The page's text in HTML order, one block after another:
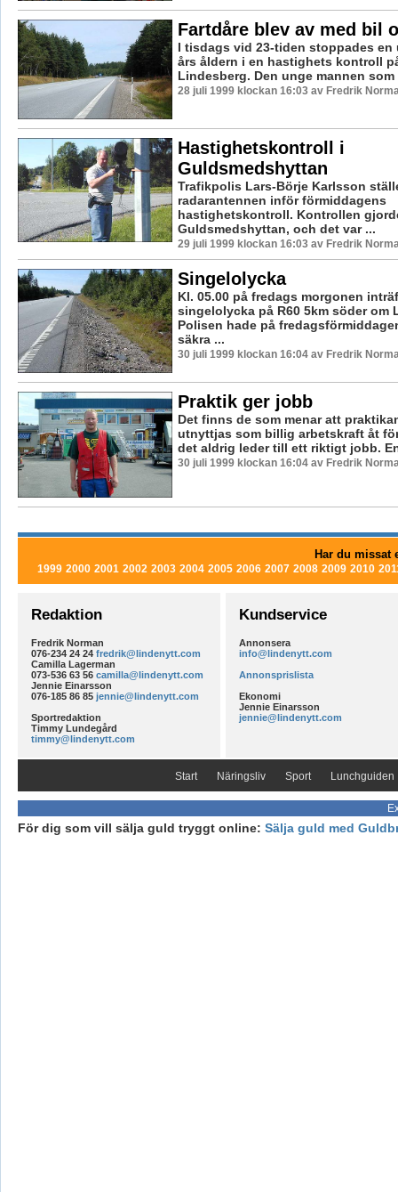
Fartdåre blev av med bil
I tisdags vid 23-tiden stoppades en
års åldern i en hastighets kontroll
Lindesberg. Den unge mannen som
28 juli 1999 klockan 16:03 av Fredrik
Hastighetskontroll i
Guldsmedshyttan
Trafikpolis Lars-Börje Karlsson
radarantennen inför förmiddagens
hastighetskontroll. Kontrollen
Guldsmedshyttan, och det var ...
29 juli 1999 klockan 16:03 av Fredrik
Singelolycka
Kl. 05.00 på fredags morgonen
singelolycka på R60 5km söder om
Polisen hade på
säkra ...
30 juli 1999 klockan 16:04 av Fredrik
Praktik ger jobb
Det finns de som menar att
utnyttjas som billig arbetskraft åt
det aldrig leder till ett riktigt jobb.
30 juli 1999 klockan 16:04 av Fredrik
Har du missat
1999 2000 2001 2002 2003 2004 2005 2006 2007 2008 2009 2010
Redaktion
Fredrik Norman
076-234 24 24 fredrik@lindenytt.com
Camilla Lagerman
073-536 63 56 camilla@lindenytt.com
Jennie Einarsson
076-185 86 85 jennie@lindenytt.com
Sportredaktion
Timmy Lundegård
timmy@lindenytt.com
Kundservice
Annonsera
info@lindenytt.com
Annonsprislista
Ekonomi
Jennie Einarsson
jennie@lindenytt.com
Start Näringsliv Sport Lunchguiden
För dig som vill sälja guld tryggt online: Sälja guld med